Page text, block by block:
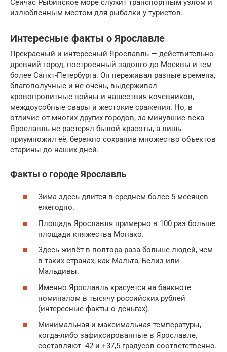
Сейчас Рыбинское море служит транспортным узлом и
излюбленным местом для рыбалки у туристов.
Интересные факты о Ярославле
Прекрасный и интересный Ярославль — действительно
древний город, построенный задолго до Москвы и тем
более Санкт-Петербурга. Он переживал разные времена,
благополучные и не очень, выдерживал
кровопролитные войны и нашествия кочевников,
междоусобные свары и жестокие сражения. Но, в
отличие от многих других городов, за минувшие века
Ярославль не растерял былой красоты, а лишь
приумножил её, бережно сохранив множество объектов
старины до наших дней.
Факты о городе Ярославль
Зима здесь длится в среднем более 5 месяцев
ежегодно.
Площадь Ярославля примерно в 100 раз больше
площади княжества Монако.
Здесь живёт в полтора раза больше людей, чем
в таких странах, как Мальта, Белиз или
Мальдивы.
Именно Ярославль красуется на банкноте
номиналом в тысячу российских рублей
(интересные факты о деньгах).
Минимальная и максимальная температуры,
когда-либо зафиксированные в Ярославле,
составляют -42 и +37,5 градусов соответственно.